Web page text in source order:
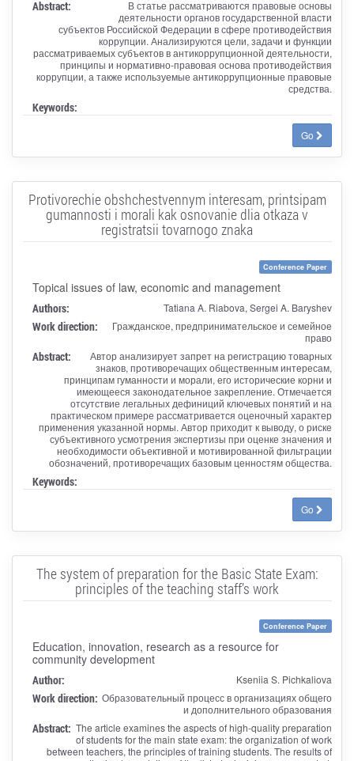
Abstract:
В статье рассматриваются правовые основы
деятельности органов государственной власти
субъектов Российской Федерации в сфере противодействия
коррупции. Анализируются цели, задачи и функции
рассматриваемых субъектов в антикоррупционной деятельности,
принципы и нормативно-правовая основа противодействия
коррупции, а также используемые антикоррупционные правовые
средства.
Keywords:
Go
Protivorechie obshchestvennym interesam, printsipam
gumannosti i morali kak osnovanie dlia otkaza v
registratsii tovarnogo znaka
Conference Paper
Topical issues of law, economic and management
Authors: Tatiana A. Riabova, Sergei A. Baryshev
Work direction:
Гражданское, предпринимательское и семейное
право
Abstract:
Автор анализирует запрет на регистрацию товарных
знаков, противоречащих общественным интересам,
принципам гуманности и морали, его исторические корни и
имеющееся законодательное закрепление. Отмечается
отсутствие легальных дефиниций ключевых понятий и на
практическом примере рассматривается оценочный характер
применения указанной нормы. Автор приходит к выводу, о риске
субъективного усмотрения экспертизы при оценке значения и
необходимости объективной и мотивированной фильтрации
обозначений, противоречащих базовым ценностям общества.
Keywords:
Go
The system of preparation for the Basic State Exam:
principles of the teaching staff’s work
Conference Paper
Education, innovation, research as a resource for
community development
Author: Kseniia S. Pichkaliova
Work direction: Образовательный процесс в организациях общего
и дополнительного образования
Abstract: The article examines the aspects of high-quality preparation
of students for the main state exam: the organization of work
between teachers, the principles of training students. The results of